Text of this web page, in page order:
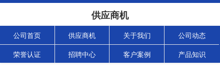
供应商机
公司首页 供应商机 关于我们 公司动态
荣誉认证 招聘中心 客户案例 产品知识